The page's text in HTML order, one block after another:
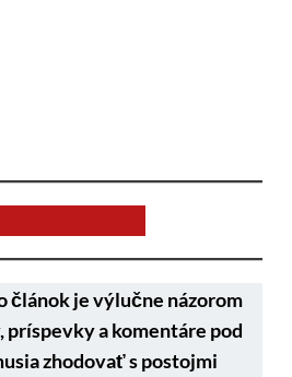
článok je výlučne názorom
príspevky a komentáre pod
zhodovať s postojmi